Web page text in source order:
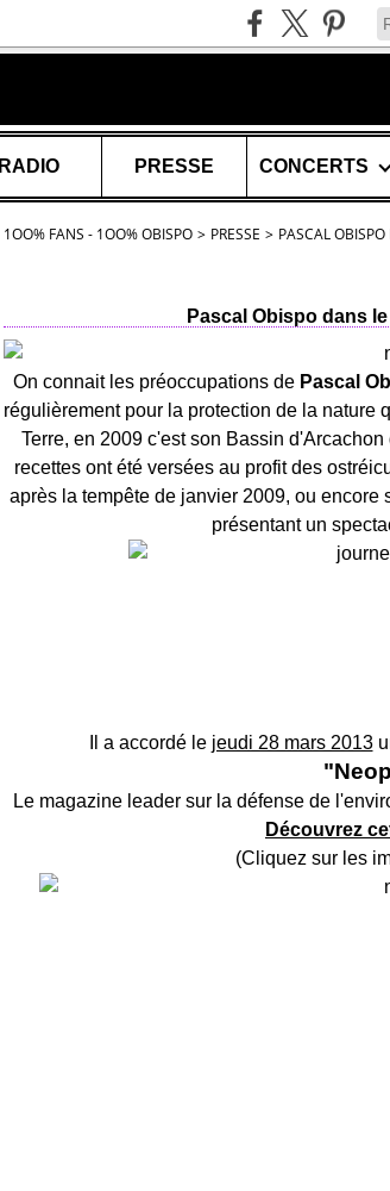
RADIO PRESSE CONCERTS
1OO% FANS - 1OO% OBISPO > PRESSE > PASCAL
Pascal Obispo dans
On connait les préoccupations de Pascal
régulièrement pour la protection de la nature
Terre, en 2009 c'est son Bassin
recettes ont été versées au profit des
après la tempête de janvier 2009, ou encore
présentant un
Il a accordé le jeudi 28 mars 2013
Le magazine leader sur la défense de
Découvrez
(Cliquez sur les